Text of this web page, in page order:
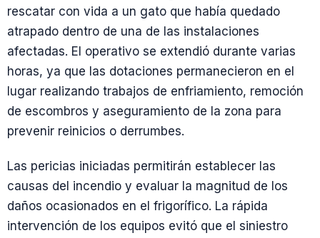
rescatar con vida a un gato que había quedado
atrapado dentro de una de las instalaciones
afectadas. El operativo se extendió durante varias
horas, ya que las dotaciones permanecieron en el
lugar realizando trabajos de enfriamiento, remoción
de escombros y aseguramiento de la zona para
prevenir reinicios o derrumbes.
Las pericias iniciadas permitirán establecer las
causas del incendio y evaluar la magnitud de los
daños ocasionados en el frigorífico. La rápida
intervención de los equipos evitó que el siniestro